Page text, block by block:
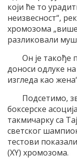
који ће то
неизвесност“,
хромозома
разликовали
Он је такође
доноси одлуке
изгледа као
Подсетимо,
боксерске
такмичарку са
светског
тестови
(XY) хромозома.